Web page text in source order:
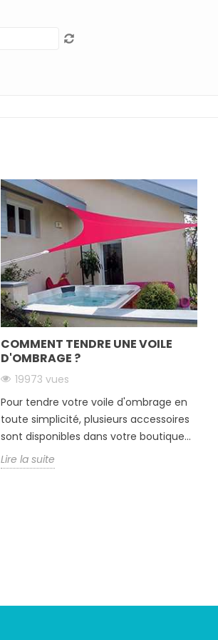
COMMENT TENDRE UNE VOILE
D'OMBRAGE ?
19973 vues
Pour tendre votre voile d'ombrage en
toute simplicité, plusieurs accessoires
sont disponibles dans votre boutique...
Lire la suite